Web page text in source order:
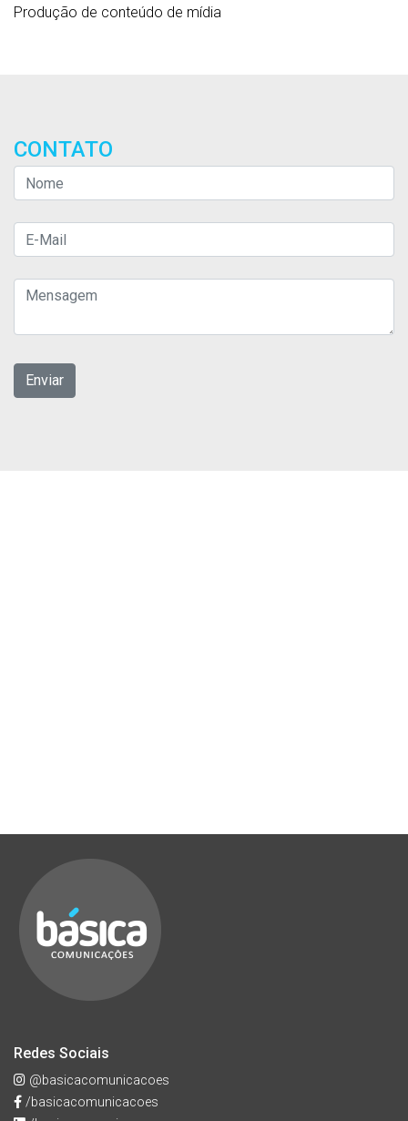
Produção de conteúdo de mídia
CONTATO
Redes Sociais
@basicacomunicacoes
/basicacomunicacoes